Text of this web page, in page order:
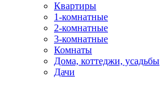
Квартиры
1-комнатные
2-комнатные
3-комнатные
Комнаты
Дома, коттеджи, усадьбы
Дачи